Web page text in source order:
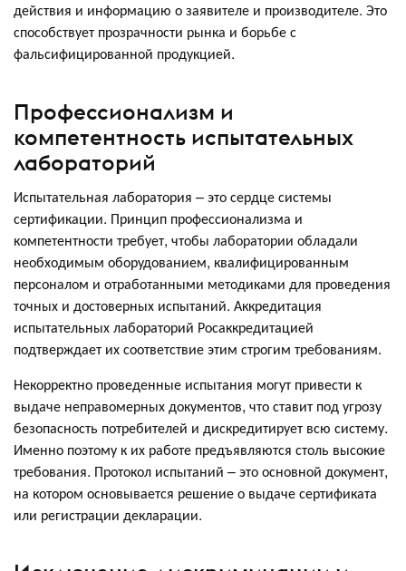
действия и информацию о заявителе и производителе. Это
способствует прозрачности рынка и борьбе с
фальсифицированной продукцией.
Профессионализм и
компетентность испытательных
лабораторий
Испытательная лаборатория – это сердце системы
сертификации. Принцип профессионализма и
компетентности требует, чтобы лаборатории обладали
необходимым оборудованием, квалифицированным
персоналом и отработанными методиками для проведения
точных и достоверных испытаний. Аккредитация
испытательных лабораторий Росаккредитацией
подтверждает их соответствие этим строгим требованиям.
Некорректно проведенные испытания могут привести к
выдаче неправомерных документов, что ставит под угрозу
безопасность потребителей и дискредитирует всю систему.
Именно поэтому к их работе предъявляются столь высокие
требования. Протокол испытаний – это основной документ,
на котором основывается решение о выдаче сертификата
или регистрации декларации.